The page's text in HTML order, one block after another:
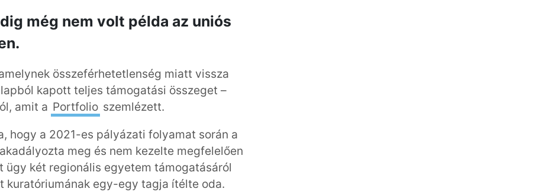
még nem volt példa az uniós
összeférhetetlenség miatt vissza
kapott teljes támogatási összeget –
amit a Portfolio szemlézett.
hogy a 2021-es pályázati folyamat során a
meg és nem kezelte megfelelően
két regionális egyetem támogatásáról
kuratóriumának egy-egy tagja ítélte oda.